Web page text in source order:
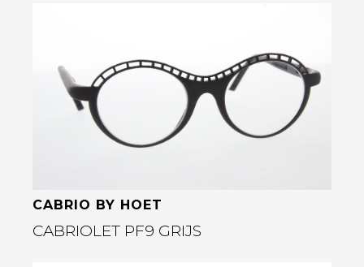
CABRIO BY HOET
CABRIOLET PF9 GRIJS